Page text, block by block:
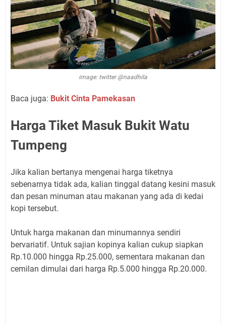
image: twitter @naadhila
Baca juga: Bukit Cinta Pamekasan
Harga Tiket Masuk Bukit Watu
Tumpeng
Jika kalian bertanya mengenai harga tiketnya
sebenarnya tidak ada, kalian tinggal datang kesini masuk
dan pesan minuman atau makanan yang ada di kedai
kopi tersebut.
Untuk harga makanan dan minumannya sendiri
bervariatif. Untuk sajian kopinya kalian cukup siapkan
Rp.10.000 hingga Rp.25.000, sementara makanan dan
cemilan dimulai dari harga Rp.5.000 hingga Rp.20.000.